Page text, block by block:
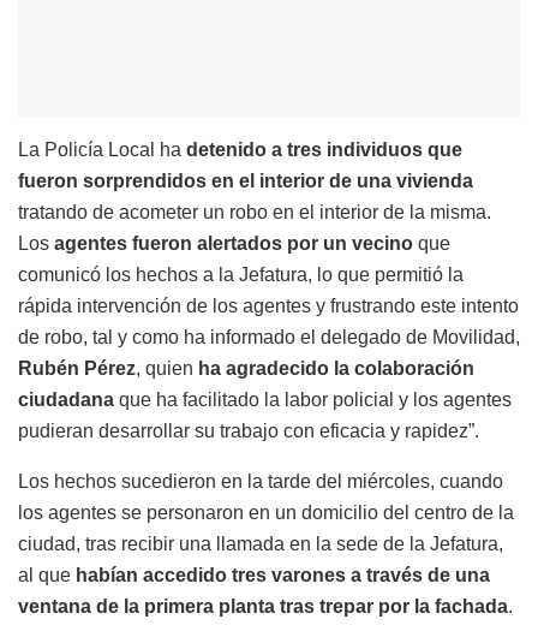
La Policía Local ha detenido a tres individuos que
fueron sorprendidos en el interior de una vivienda
tratando de acometer un robo en el interior de la misma.
Los agentes fueron alertados por un vecino que
comunicó los hechos a la Jefatura, lo que permitió la
rápida intervención de los agentes y frustrando este intento
de robo, tal y como ha informado el delegado de Movilidad,
Rubén Pérez, quien ha agradecido la colaboración
ciudadana que ha facilitado la labor policial y los agentes
pudieran desarrollar su trabajo con eficacia y rapidez”.
Los hechos sucedieron en la tarde del miércoles, cuando
los agentes se personaron en un domicilio del centro de la
ciudad, tras recibir una llamada en la sede de la Jefatura,
al que habían accedido tres varones a través de una
ventana de la primera planta tras trepar por la fachada.